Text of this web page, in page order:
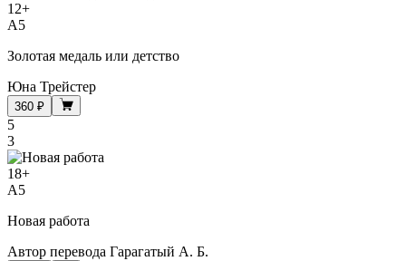
12+
A5
Золотая медаль или детство
Юна Трейстер
360 ₽
5
3
18+
A5
Новая работа
Автор перевода Гарагатый А. Б.